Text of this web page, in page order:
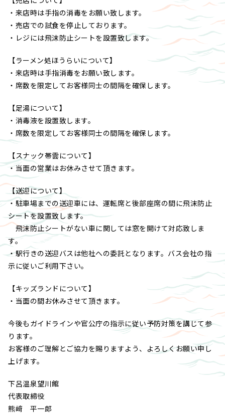
・来店時は手指の消毒をお願い致します。
・売店での試食を停止しております。
・レジには飛沫防止シートを設置致します。
【ラーメン処ほうらいについて】
・来店時は手指消毒をお願い致します。
・席数を限定してお客様同士の間隔を確保します。
【足湯について】
・消毒液を設置致します。
・席数を限定してお客様同士の間隔を確保します。
【スナック帯雲について】
・当面の営業はお休みさせて頂きます。
【送迎について】
・駐車場までの送迎車には、運転席と後部座席の間に飛沫防止
シートを設置致します。
飛沫防止シートがない車に関しては窓を開けて対応致しま
す。
・駅行きの送迎バスは他社への委託となります。バス会社の指
示に従いご利用下さい。
【キッズランドについて】
・当面の間お休みさせて頂きます。
今後もガイドラインや官公庁の指示に従い予防対策を講じて参
ります。
お客様のご理解とご協力を賜りますよう、よろしくお願い申し
上げます。
下呂温泉望川館
代表取締役
熊﨑 平一郎